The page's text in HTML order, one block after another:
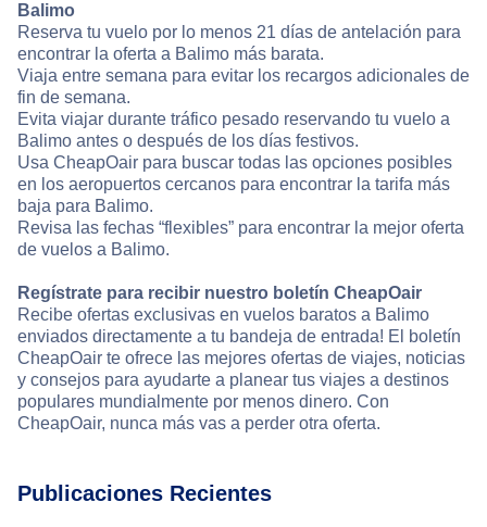
Balimo
Reserva tu vuelo por lo menos 21 días de antelación para
encontrar la oferta a Balimo más barata.
Viaja entre semana para evitar los recargos adicionales de
fin de semana.
Evita viajar durante tráfico pesado reservando tu vuelo a
Balimo antes o después de los días festivos.
Usa CheapOair para buscar todas las opciones posibles
en los aeropuertos cercanos para encontrar la tarifa más
baja para Balimo.
Revisa las fechas “flexibles” para encontrar la mejor oferta
de vuelos a Balimo.
Regístrate para recibir nuestro boletín CheapOair
Recibe ofertas exclusivas en vuelos baratos a Balimo
enviados directamente a tu bandeja de entrada! El boletín
CheapOair te ofrece las mejores ofertas de viajes, noticias
y consejos para ayudarte a planear tus viajes a destinos
populares mundialmente por menos dinero. Con
CheapOair, nunca más vas a perder otra oferta.
Publicaciones Recientes